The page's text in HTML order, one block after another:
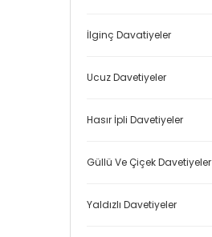
İlginç Davatiyeler
Ucuz Davetiyeler
Hasır İpli Davetiyeler
Güllü Ve Çiçek Davetiyeler
Yaldızlı Davetiyeler